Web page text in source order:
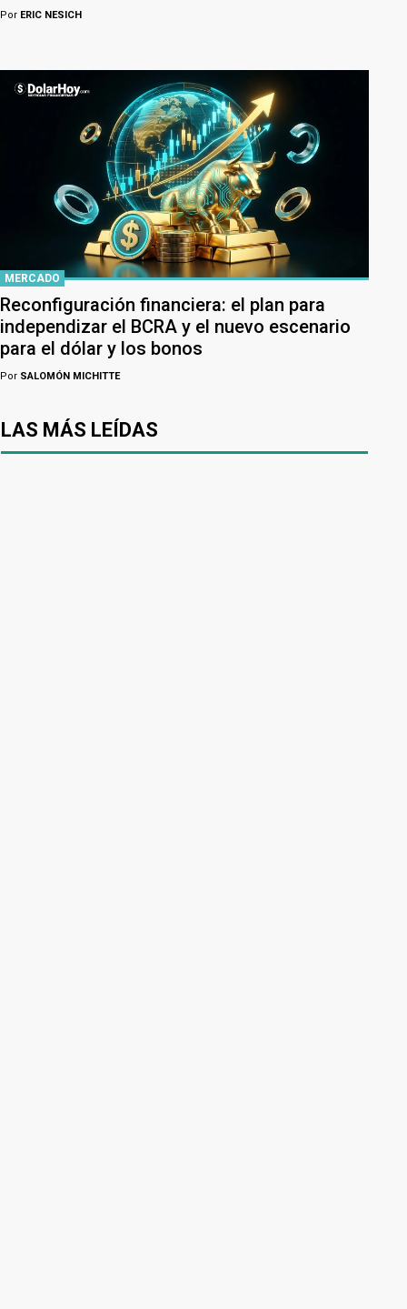
Por ERIC NESICH
MERCADO
Reconfiguración financiera: el plan para
independizar el BCRA y el nuevo escenario
para el dólar y los bonos
Por SALOMÓN MICHITTE
LAS MÁS LEÍDAS